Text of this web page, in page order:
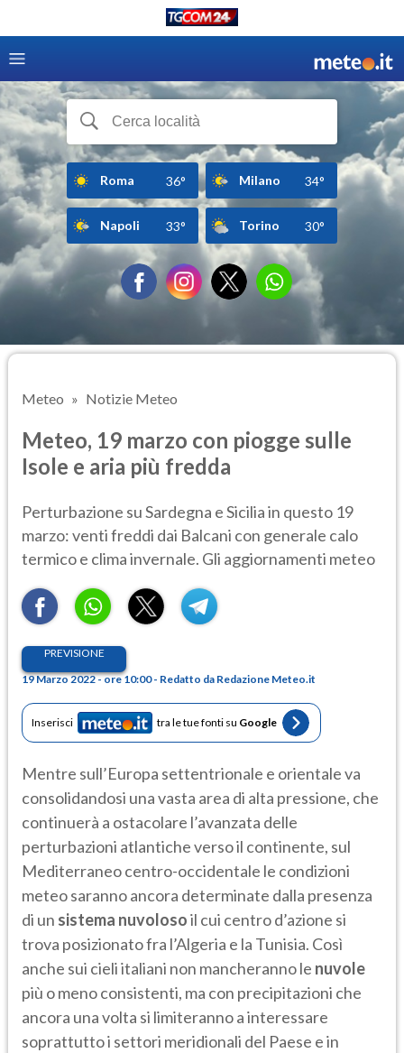
Roma 36° Milano 34°
Napoli 33° Torino 30°
Meteo Notizie Meteo
Meteo, 19 marzo con piogge sulle
Isole e aria più fredda
Perturbazione su Sardegna e Sicilia in questo 19
marzo: venti freddi dai Balcani con generale calo
termico e clima invernale. Gli aggiornamenti meteo
PREVISIONE
19 Marzo 2022 - ore 10:00 - Redatto da Redazione Meteo.it
Inserisci tra le tue fonti su Google
Mentre sull’Europa settentrionale e orientale va
consolidandosi una vasta area di alta pressione, che
continuerà a ostacolare l’avanzata delle
perturbazioni atlantiche verso il continente, sul
Mediterraneo centro-occidentale le condizioni
meteo saranno ancora determinate dalla presenza
di un sistema nuvolosoil cui centro d’azione si
trova posizionato fra l’Algeria e la Tunisia. Così
anche sui cieli italiani non mancheranno le nuvole
più o meno consistenti, ma con precipitazioni che
ancora una volta si limiteranno a interessare
soprattutto i settori meridionali del Paese e in